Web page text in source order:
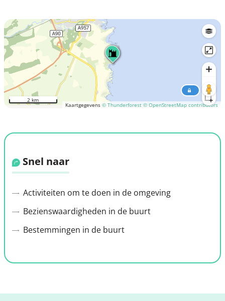
Kaartgegevens © Thunderforest © OpenStreetMap contributors
2 km
Snel naar
Activiteiten om te doen in de omgeving
Bezienswaardigheden in de buurt
Bestemmingen in de buurt